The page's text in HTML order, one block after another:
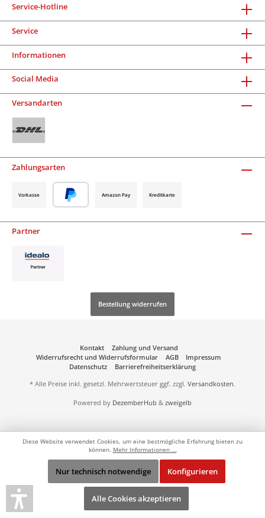
Service-Hotline
Service
Informationen
Social Media
Versandarten
Zahlungsarten
Vorkasse Amazon Pay Kreditkarte
Partner
Bestellung widerrufen
Kontakt
Zahlung und Versand
Widerrufsrecht und Widerrufsformular
AGB
Impressum
Datenschutz
Barrierefreiheitserklärung
* Alle Preise inkl. gesetzl. Mehrwertsteuer ggf. zzgl. Versandkosten.
Powered by DezemberHub & zweigelb
Diese Website verwendet Cookies, um eine bestmögliche Erfahrung bieten zu
können. Mehr Informationen ...
Nur technisch notwendige Konfigurieren
Alle Cookies akzeptieren